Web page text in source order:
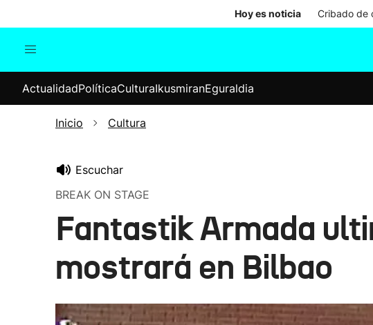
Hoy es noticia Cribado de
Internacional
Elecciones
ActualidadPolíticaCulturaIkusmiranEguraldia
Inicio Cultura
Escuchar
BREAK ON STAGE
Fantastik Armada
mostrará en Bilbao